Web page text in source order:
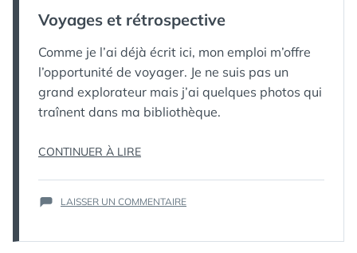
МЁРТВЫЙ
ПИНГВИН
Voyages et rétrospective
Comme je l’ai déjà écrit ici, mon emploi m’offre
l’opportunité de voyager. Je ne suis pas un
grand explorateur mais j’ai quelques photos qui
traînent dans ma bibliothèque.
CONTINUER À LIRE« VOYAGES
LAISSER UN COMMENTAIRESUR
RÉTROSPECTIVE